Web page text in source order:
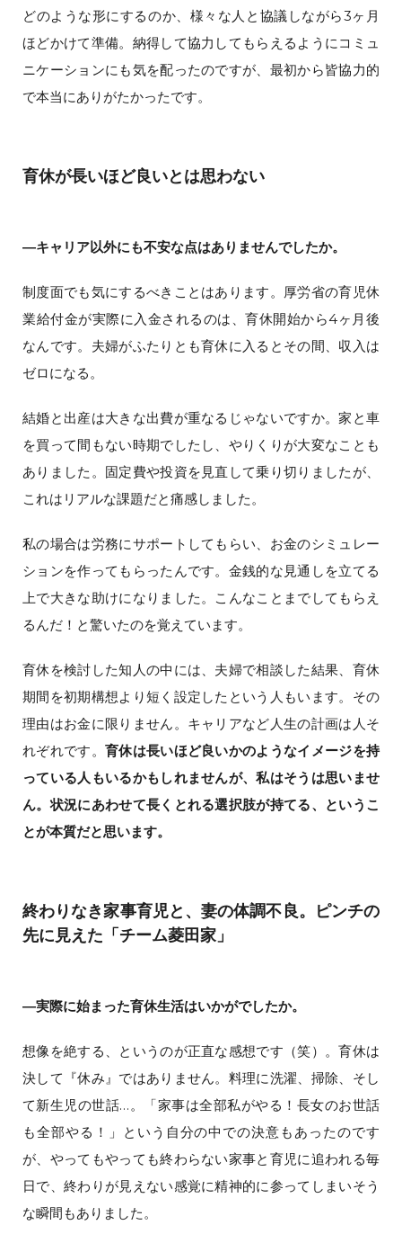
どのような形にするのか、様々な人と協議しながら3ヶ月
ほどかけて準備。納得して協力してもらえるようにコミュ
ニケーションにも気を配ったのですが、最初から皆協力的
で本当にありがたかったです。
育休が長いほど良いとは思わない
―キャリア以外にも不安な点はありませんでしたか。
制度面でも気にするべきことはあります。厚労省の育児休
業給付金が実際に入金されるのは、育休開始から4ヶ月後
なんです。夫婦がふたりとも育休に入るとその間、収入は
ゼロになる。
結婚と出産は大きな出費が重なるじゃないですか。家と車
を買って間もない時期でしたし、やりくりが大変なことも
ありました。固定費や投資を見直して乗り切りましたが、
これはリアルな課題だと痛感しました。
私の場合は労務にサポートしてもらい、お金のシミュレー
ションを作ってもらったんです。金銭的な見通しを立てる
上で大きな助けになりました。こんなことまでしてもらえ
るんだ！と驚いたのを覚えています。
育休を検討した知人の中には、夫婦で相談した結果、育休
期間を初期構想より短く設定したという人もいます。その
理由はお金に限りません。キャリアなど人生の計画は人そ
れぞれです。 育休は長いほど良いかのようなイメージを持
っている人もいるかもしれませんが、私はそうは思いませ
ん。状況にあわせて長くとれる選択肢が持てる、というこ
とが本質だと思います。
終わりなき家事育児と、妻の体調不良。ピンチの
先に見えた「チーム菱田家」
―実際に始まった育休生活はいかがでしたか。
想像を絶する、というのが正直な感想です（笑）。育休は
決して『休み』ではありません。料理に洗濯、掃除、そし
て新生児の世話…。「家事は全部私がやる！長女のお世話
も全部やる！」という自分の中での決意もあったのです
が、やってもやっても終わらない家事と育児に追われる毎
日で、終わりが見えない感覚に精神的に参ってしまいそう
な瞬間もありました。